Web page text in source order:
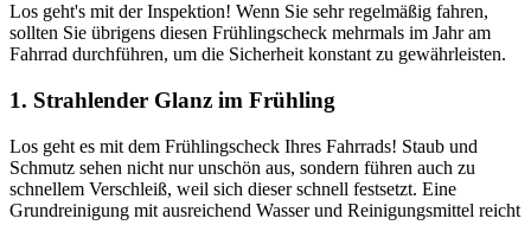
Los geht's mit der Inspektion! Wenn Sie sehr regelmäßig fahren,
sollten Sie übrigens diesen Frühlingscheck mehrmals im Jahr am
Fahrrad durchführen, um die Sicherheit konstant zu gewährleisten.
1. Strahlender Glanz im Frühling
Los geht es mit dem Frühlingscheck Ihres Fahrrads! Staub und
Schmutz sehen nicht nur unschön aus, sondern führen auch zu
schnellem Verschleiß, weil sich dieser schnell festsetzt. Eine
Grundreinigung mit ausreichend Wasser und Reinigungsmittel reicht